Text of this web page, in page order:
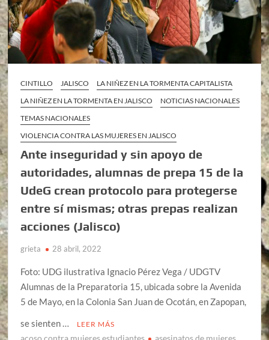
CINTILLO JALISCO
LA NIÑEZ EN LA TORMENTA CAPITALISTA
LA NIÑEZ EN LA TORMENTA EN JALISCO
NOTICIAS NACIONALES
TEMAS NACIONALES
VIOLENCIA CONTRA LAS MUJERES EN JALISCO
Ante inseguridad y sin apoyo de
autoridades, alumnas de prepa 15 de la
UdeG crean protocolo para protegerse
entre sí mismas; otras prepas realizan
acciones (Jalisco)
grieta 28 abril, 2022
Foto: UDG ilustrativa Ignacio Pérez Vega / UDGTV
Alumnas de la Preparatoria 15, ubicada sobre la Avenida
5 de Mayo, en la Colonia San Juan de Ocotán, en Zapopan,
se sienten …
LEER MÁS
acoso contra mujeres estudiantes asesinatos de mujeres